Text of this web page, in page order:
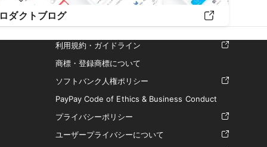
ダクトブログ
利用規約・ガイドライン
商標・登録商標について
ソフトバンク人権ポリシー
PayPay Code of Ethics & Business Conduct
プライバシーポリシー
ユーザープライバシーについて